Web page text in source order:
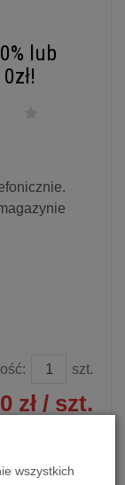
lub
Ilość: szt.
zł / szt.
koszyka
wszystkich